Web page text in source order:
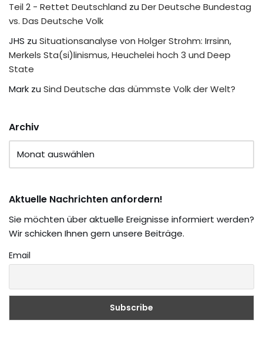
Teil 2 - Rettet Deutschland zu Der Deutsche Bundestag
vs. Das Deutsche Volk
JHS zu Situationsanalyse von Holger Strohm: Irrsinn,
Merkels Sta(si)linismus, Heuchelei hoch 3 und Deep
State
Mark zu Sind Deutsche das dümmste Volk der Welt?
Archiv
Aktuelle Nachrichten anfordern!
Sie möchten über aktuelle Ereignisse informiert werden?
Wir schicken Ihnen gern unsere Beiträge.
Email